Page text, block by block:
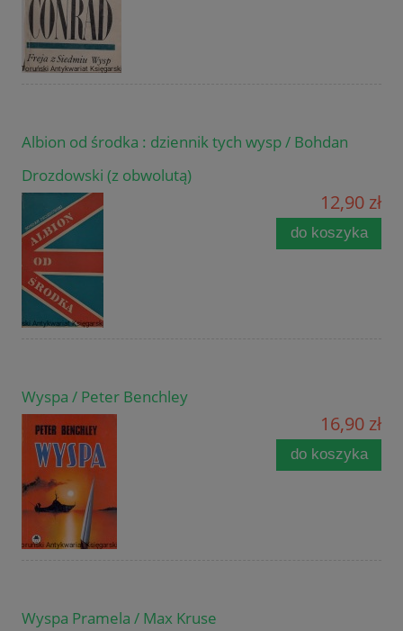
Albion od środka : dziennik tych wysp / Bohdan
Drozdowski (z obwolutą)
12,90 zł
do koszyka
Wyspa / Peter Benchley
16,90 zł
do koszyka
Wyspa Pramela / Max Kruse